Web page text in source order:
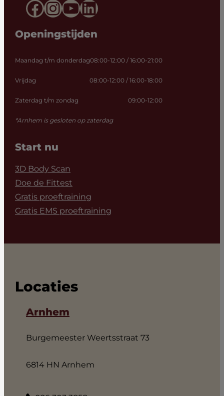
Facebook
Instagram
YouTube
LinkedIn
Openingstijden
Maandag t/m donderdag08:00-12:00 / 16:00-21:00
Vrijdag 08:00-12:00 / 16:00-18:00
Zaterdag t/m zondag 09:00-12:00
*Arnhem is gesloten op zaterdag
Start nu
3D Body Scan
Doe de Fittest
Gratis proeftraining
Gratis EMS proeftraining
Locaties
Arnhem
Burgemeester Weertsstraat 73
6814 HN Arnhem